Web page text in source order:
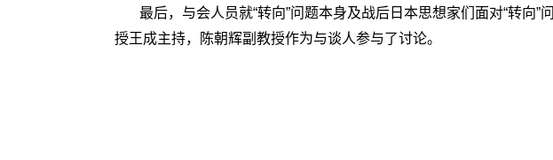
最后，与会人员就“转向”问题本身及战后日本思想家们面对“转向
授王成主持，陈朝辉副教授作为与谈人参与了讨论。